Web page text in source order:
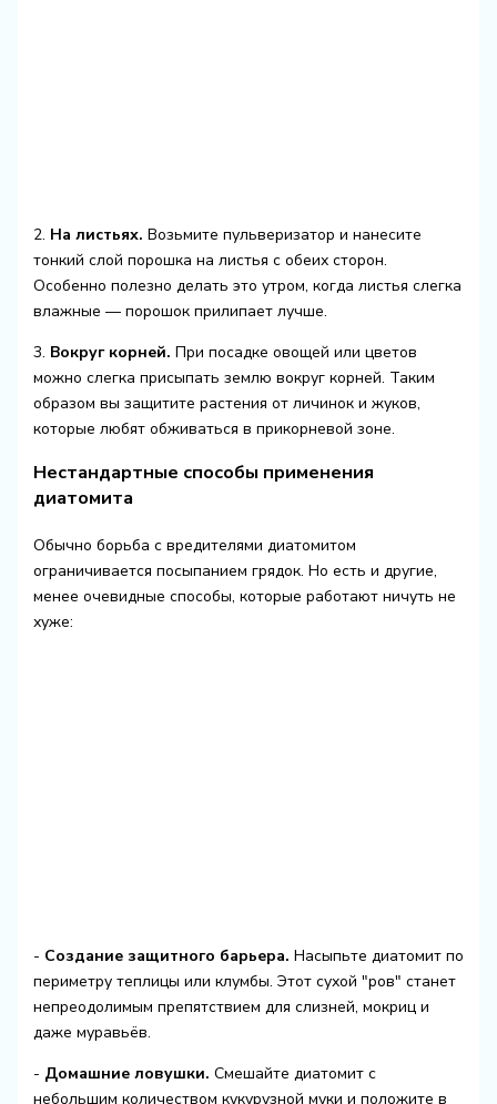
2. На листьях. Возьмите пульверизатор и нанесите
тонкий слой порошка на листья с обеих сторон.
Особенно полезно делать это утром, когда листья слегка
влажные — порошок прилипает лучше.
3. Вокруг корней. При посадке овощей или цветов
можно слегка присыпать землю вокруг корней. Таким
образом вы защитите растения от личинок и жуков,
которые любят обживаться в прикорневой зоне.
Нестандартные способы применения
диатомита
Обычно борьба с вредителями диатомитом
ограничивается посыпанием грядок. Но есть и другие,
менее очевидные способы, которые работают ничуть не
хуже:
- Создание защитного барьера. Насыпьте диатомит по
периметру теплицы или клумбы. Этот сухой "ров" станет
непреодолимым препятствием для слизней, мокриц и
даже муравьёв.
- Домашние ловушки. Смешайте диатомит с
небольшим количеством кукурузной муки и положите в